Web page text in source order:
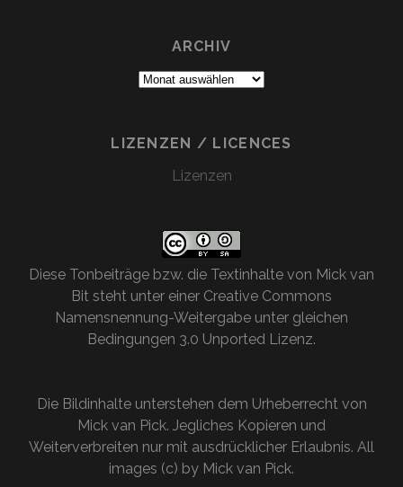
ARCHIV
Archiv
LIZENZEN / LICENCES
Lizenzen
Diese Tonbeiträge bzw. die Textinhalte von Mick van
Bit steht unter einer Creative Commons
Namensnennung-Weitergabe unter gleichen
Bedingungen 3.0 Unported Lizenz.
Die Bildinhalte unterstehen dem Urheberrecht von
Mick van Pick. Jegliches Kopieren und
Weiterverbreiten nur mit ausdrücklicher Erlaubnis. All
images (c) by Mick van Pick.